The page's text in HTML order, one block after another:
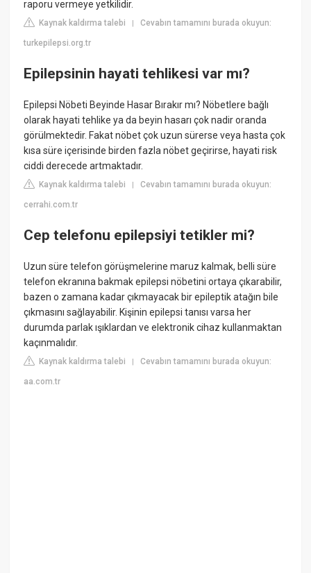
raporu vermeye yetkilidir.
Kaynak kaldırma talebi |Cevabın tamamını burada okuyun:
turkepilepsi.org.tr
Epilepsinin hayati tehlikesi var mı?
Epilepsi Nöbeti Beyinde Hasar Bırakır mı? Nöbetlere bağlı
olarak hayati tehlike ya da beyin hasarı çok nadir oranda
görülmektedir. Fakat nöbet çok uzun sürerse veya hasta çok
kısa süre içerisinde birden fazla nöbet geçirirse, hayati risk
ciddi derecede artmaktadır.
Kaynak kaldırma talebi |Cevabın tamamını burada okuyun:
cerrahi.com.tr
Cep telefonu epilepsiyi tetikler mi?
Uzun süre telefon görüşmelerine maruz kalmak, belli süre
telefon ekranına bakmak epilepsi nöbetini ortaya çıkarabilir,
bazen o zamana kadar çıkmayacak bir epileptik atağın bile
çıkmasını sağlayabilir. Kişinin epilepsi tanısı varsa her
durumda parlak ışıklardan ve elektronik cihaz kullanmaktan
kaçınmalıdır.
Kaynak kaldırma talebi |Cevabın tamamını burada okuyun:
aa.com.tr